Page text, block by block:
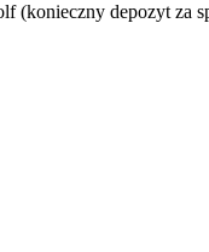
(konieczny depozyt za